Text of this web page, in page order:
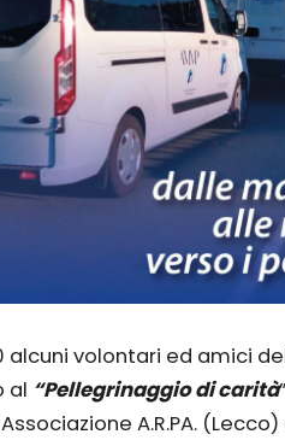
alcuni volontari ed amici
al “Pellegrinaggio di carità
A.R.PA.